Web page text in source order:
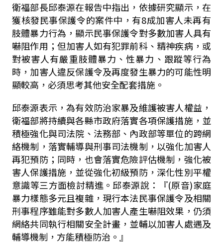
衛福部長邱泰源在報告中指出，依據研究顯示，在
獲核發民事保護令的案件中，有8成加害人未再有
肢體暴力行為，顯示民事保護令對多數加害人具有
嚇阻作用；但加害人如有犯罪前科、精神疾病，或
對被害人有嚴重肢體暴力、性暴力、跟蹤等行為
時，加害人違反保護令及再度發生暴力的可能性明
顯較高，必須思考其他安全配套措施。
邱泰源表示，為有效防治家暴及維護被害人權益，
衛福部將持續與各縣市政府落實各項保護措施，並
積極強化與司法院、法務部、內政部等單位的跨網
絡機制，落實輔導與刑事司法機制，以強化加害人
再犯預防；同時，也會落實危險評估機制，強化被
害人保護措施，並從強化初級預防，深化性別平權
意識等三方面檢討精進。邱泰源說：『(原音)家庭
暴力樣態多元且複雜，現行本法民事保護令及相關
刑事程序雖能對多數人加害人產生嚇阻效果，仍須
網絡共同執行相關安全計畫，並輔以加害人處遇及
輔導機制，方能積極防治。 』